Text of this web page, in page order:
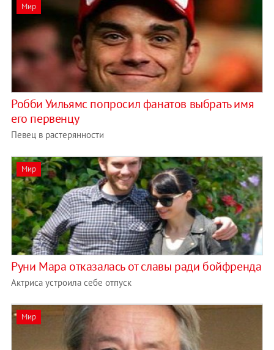
Мир
Робби Уильямс попросил фанатов выбрать имя
его первенцу
Певец в растерянности
Мир
Руни Мара отказалась от славы ради бойфренда
Актриса устроила себе отпуск
Мир